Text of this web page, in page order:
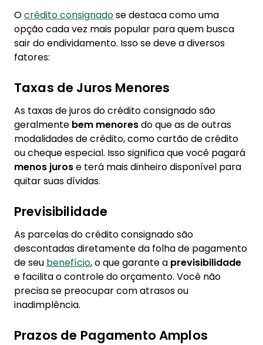
Ocrédito consignadose destaca como uma
opção cada vez mais popular para quem busca
sair do endividamento. Isso se deve a diversos
fatores:
Taxas de Juros Menores
As taxas de juros do crédito consignado são
geralmente bem menoresdo que as de outras
modalidades de crédito, como cartão de crédito
ou cheque especial. Isso significa que você pagará
menos jurose terá mais dinheiro disponível para
quitar suas dívidas.
Previsibilidade
As parcelas do crédito consignado são
descontadas diretamente da folha de pagamento
de seu benefício, o que garante a previsibilidade
e facilita o controle do orçamento. Você não
precisa se preocupar com atrasos ou
inadimplência.
Prazos de Pagamento Amplos